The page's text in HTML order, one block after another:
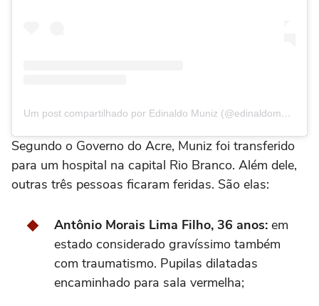
Um post compartilhado por Edinaldo Muniz (@edinaldomuniz.ac)
Segundo o Governo do Acre, Muniz foi transferido
para um hospital na capital Rio Branco. Além dele,
outras três pessoas ficaram feridas. São elas:
Antônio Morais Lima Filho, 36 anos: em
estado considerado gravíssimo também
com traumatismo. Pupilas dilatadas
encaminhado para sala vermelha;